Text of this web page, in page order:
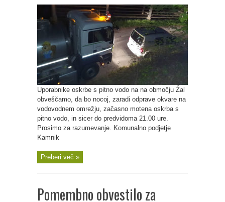
Uporabnike oskrbe s pitno vodo na na območju Žal
obveščamo, da bo nocoj, zaradi odprave okvare na
vodovodnem omrežju, začasno motena oskrba s
pitno vodo, in sicer do predvidoma 21.00 ure.
Prosimo za razumevanje. Komunalno podjetje
Kamnik
Preberi več »
Pomembno obvestilo za